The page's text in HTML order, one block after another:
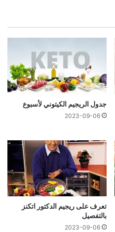
جدول الريجيم الكيتوني لأسبوع
2023-09-06
تعرف على ريجيم الدكتور اتكنز
بالتفصيل
2023-09-06